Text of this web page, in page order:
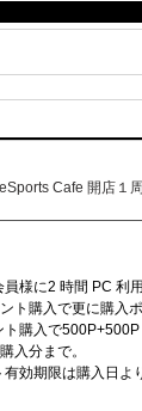
Cafe 開店１
様に2 時間 PC 利
ト購入で更に購入
ト購入で500P+500P
入分まで。
効期限は購入日よ